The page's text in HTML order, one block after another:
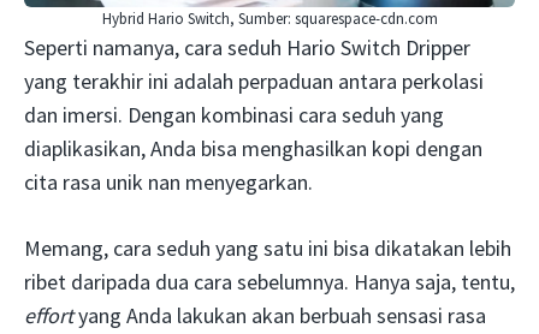
Hybrid Hario Switch, Sumber: squarespace-cdn.com
Seperti namanya, cara seduh Hario Switch Dripper
yang terakhir ini adalah perpaduan antara perkolasi
dan imersi. Dengan kombinasi cara seduh yang
diaplikasikan, Anda bisa menghasilkan kopi dengan
cita rasa unik nan menyegarkan.
Memang, cara seduh yang satu ini bisa dikatakan lebih
ribet daripada dua cara sebelumnya. Hanya saja, tentu,
effortyang Anda lakukan akan berbuah sensasi rasa